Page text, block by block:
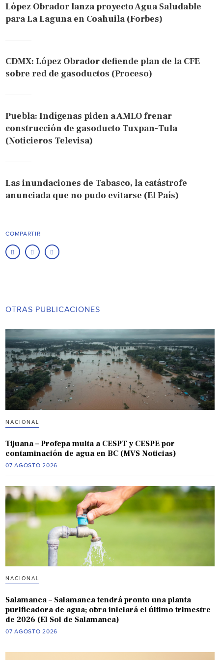
López Obrador lanza proyecto Agua Saludable
para La Laguna en Coahuila (Forbes)
CDMX: López Obrador defiende plan de la CFE
sobre red de gasoductos (Proceso)
Puebla: Indígenas piden a AMLO frenar
construcción de gasoducto Tuxpan-Tula
(Noticieros Televisa)
Las inundaciones de Tabasco, la catástrofe
anunciada que no pudo evitarse (El País)
COMPARTIR
OTRAS PUBLICACIONES
NACIONAL
Tijuana – Profepa multa a CESPT y CESPE por
contaminación de agua en BC (MVS Noticias)
07 AGOSTO 2026
NACIONAL
Salamanca – Salamanca tendrá pronto una planta
purificadora de agua; obra iniciará el último trimestre
de 2026 (El Sol de Salamanca)
07 AGOSTO 2026